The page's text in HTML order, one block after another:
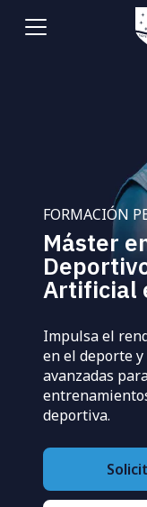
Abrir
FORMACIÓN
Máster
Artificial
Impulsa el
en el deporte
avanzadas
deportiva.